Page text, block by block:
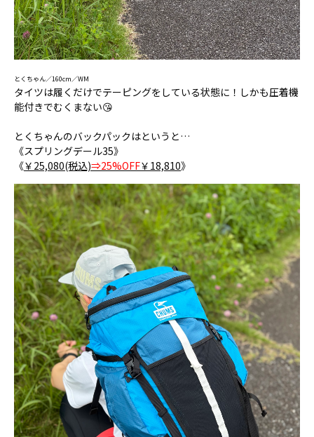
とくちゃん／160cm／WM
タイツは履くだけでテーピングをしている状態に！しかも圧着機
能付きでむくまない😘
とくちゃんのバックパックはというと…
《スプリングデール35》
《￥25,080(税込)⇒25%OFF￥18,810》